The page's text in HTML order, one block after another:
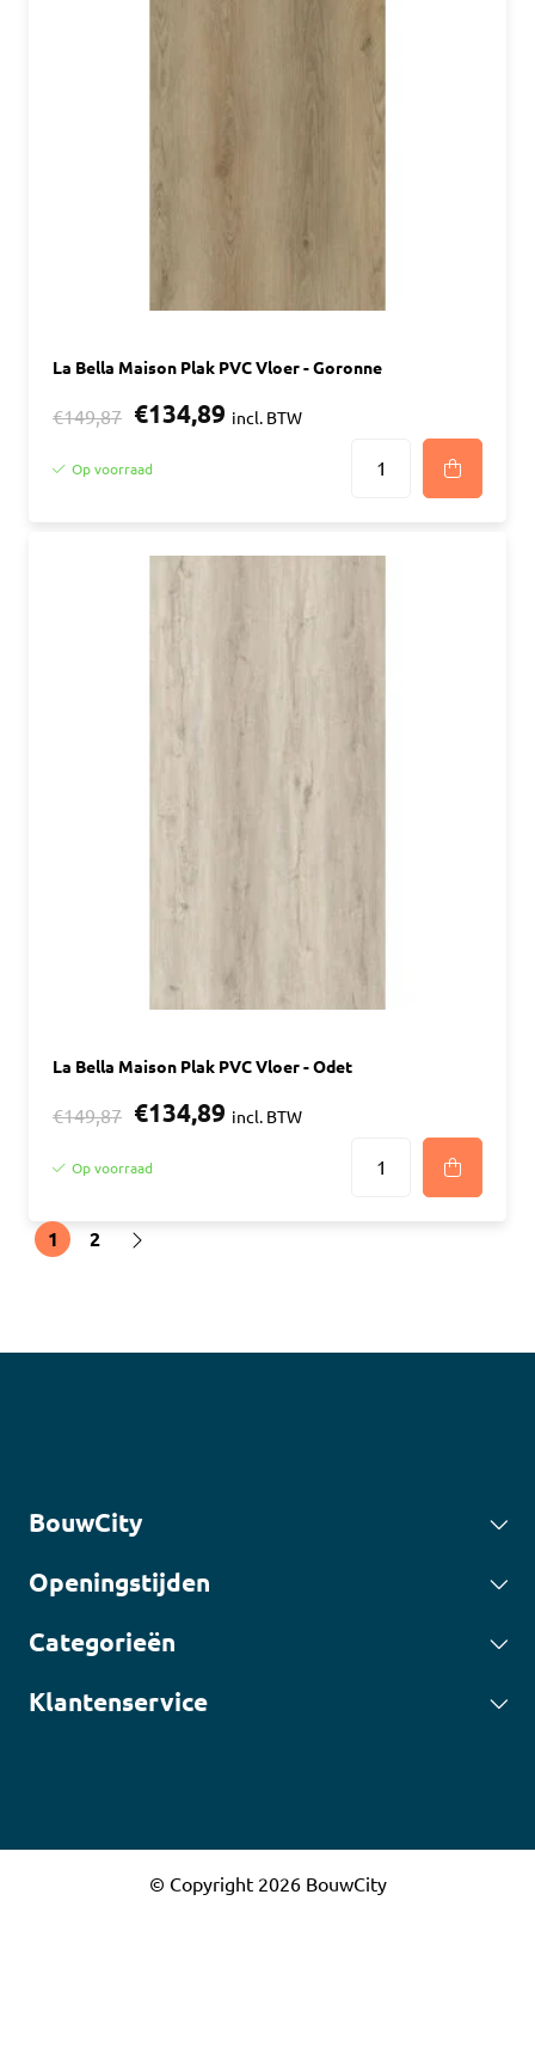
La Bella Maison Plak PVC Vloer - Goronne
€149,87 €134,89 incl. BTW
Op voorraad
La Bella Maison Plak PVC Vloer - Odet
€149,87 €134,89 incl. BTW
Op voorraad
1 2
BouwCity
Openingstijden
Categorieën
Klantenservice
© Copyright 2026 BouwCity